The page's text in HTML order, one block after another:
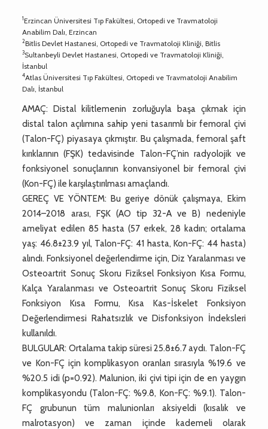
1Erzincan Üniversitesi Tıp Fakültesi, Ortopedi ve Travmatoloji
Anabilim Dalı, Erzincan
2Bitlis Devlet Hastanesi, Ortopedi ve Travmatoloji Kliniği, Bitlis
3Sultanbeyli Devlet Hastanesi, Ortopedi ve Travmatoloji Kliniği,
İstanbul
4Atlas Üniversitesi Tıp Fakültesi, Ortopedi ve Travmatoloji Anabilim
Dalı, İstanbul
AMAÇ: Distal kilitlemenin zorluğuyla başa çıkmak için
distal talon açılımına sahip yeni tasarımlı bir femoral çivi
(Talon-FÇ) piyasaya çıkmıştır. Bu çalışmada, femoral şaft
kırıklarının (FŞK) tedavisinde Talon-FÇ’nin radyolojik ve
fonksiyonel sonuçlarının konvansiyonel bir femoral çivi
(Kon-FÇ) ile karşılaştırılması amaçlandı.
GEREÇ VE YÖNTEM: Bu geriye dönük çalışmaya, Ekim
2014–2018 arası, FŞK (AO tip 32-A ve B) nedeniyle
ameliyat edilen 85 hasta (57 erkek, 28 kadın; ortalama
yaş: 46.8±23.9 yıl, Talon-FÇ: 41 hasta, Kon-FÇ: 44 hasta)
alındı. Fonksiyonel değerlendirme için, Diz Yaralanması ve
Osteoartrit Sonuç Skoru Fiziksel Fonksiyon Kısa Formu,
Kalça Yaralanması ve Osteoartrit Sonuç Skoru Fiziksel
Fonksiyon Kısa Formu, Kısa Kas-İskelet Fonksiyon
Değerlendirmesi Rahatsızlık ve Disfonksiyon İndeksleri
kullanıldı.
BULGULAR: Ortalama takip süresi 25.8±6.7 aydı. Talon-FÇ
ve Kon-FÇ için komplikasyon oranları sırasıyla %19.6 ve
%20.5 idi (p=0.92). Malunion, iki çivi tipi için de en yaygın
komplikasyondu (Talon-FÇ: %9.8, Kon-FÇ: %9.1). Talon-
FÇ grubunun tüm malunionları aksiyeldi (kısalık ve
malrotasyon) ve zaman içinde kademeli olarak